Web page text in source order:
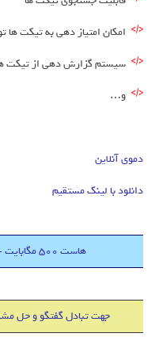
امکان امتیاز دهی به تیکت ها
سیستم گزارش دهی از تیکت
و…
دموی آنلاین
دانلود با لینک مستقیم
هاست 500 مگابایت + دامین IR فقط 18000 تومان
جهت تبادل گفتگو و حل